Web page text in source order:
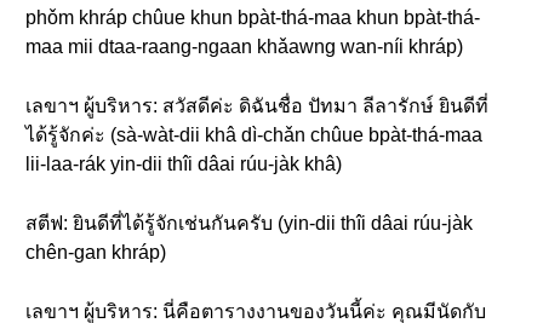
phǒm khráp chûue khun bpàt-thá-maa khun bpàt-thá-
maa mii dtaa-raang-ngaan khǎawng wan-níi khráp)
เลขาฯ ผู้บริหาร: สวัสดีค่ะ ดิฉันชื่อ ปัทมา ลีลารักษ์ ยินดีที่
ได้รู้จักค่ะ (sà-wàt-dii khâ dì-chǎn chûue bpàt-thá-maa
lii-laa-rák yin-dii thîi dâai rúu-jàk khâ)
สตีฟ: ยินดีที่ได้รู้จักเช่นกันครับ (yin-dii thîi dâai rúu-jàk
chên-gan khráp)
เลขาฯ ผู้บริหาร: นี่คือตารางงานของวันนี้ค่ะ คุณมีนัดกับ